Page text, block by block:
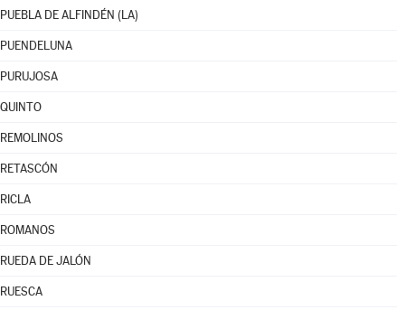
PUEBLA DE ALFINDÉN (LA)
PUENDELUNA
PURUJOSA
QUINTO
REMOLINOS
RETASCÓN
RICLA
ROMANOS
RUEDA DE JALÓN
RUESCA